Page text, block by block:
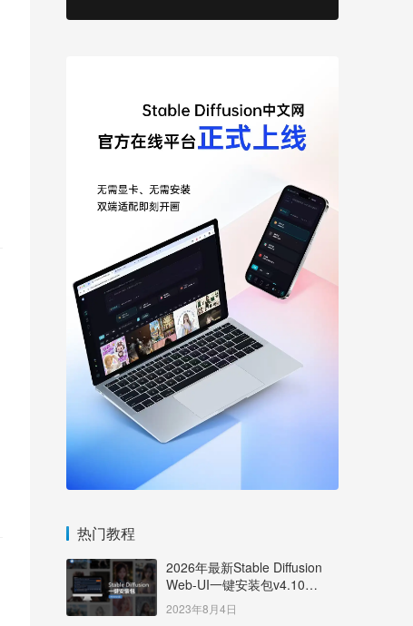
热门教程
2026年最新Stable Diffusion
Web-UI一键安装包v4.10
Windows版【支持50系显卡】
2023年8月4日